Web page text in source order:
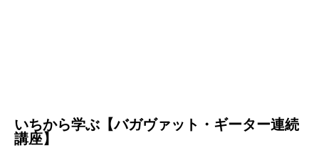
いちから学ぶ【バガヴァット・ギーター連続
講座】